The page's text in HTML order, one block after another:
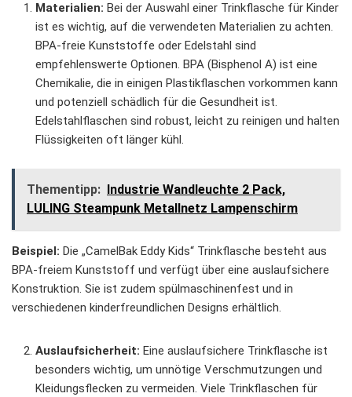
Materialien: Bei der Auswahl einer Trinkflasche für Kinder
ist es wichtig, auf die verwendeten Materialien zu achten.
BPA-freie Kunststoffe oder Edelstahl sind
empfehlenswerte Optionen. BPA (Bisphenol A) ist eine
Chemikalie, die in einigen Plastikflaschen vorkommen kann
und potenziell schädlich für die Gesundheit ist.
Edelstahlflaschen sind robust, leicht zu reinigen und halten
Flüssigkeiten oft länger kühl.
Thementipp:
Industrie Wandleuchte 2 Pack,
LULING Steampunk Metallnetz Lampenschirm
Beispiel: Die „CamelBak Eddy Kids“ Trinkflasche besteht aus
BPA-freiem Kunststoff und verfügt über eine auslaufsichere
Konstruktion. Sie ist zudem spülmaschinenfest und in
verschiedenen kinderfreundlichen Designs erhältlich.
Auslaufsicherheit: Eine auslaufsichere Trinkflasche ist
besonders wichtig, um unnötige Verschmutzungen und
Kleidungsflecken zu vermeiden. Viele Trinkflaschen für